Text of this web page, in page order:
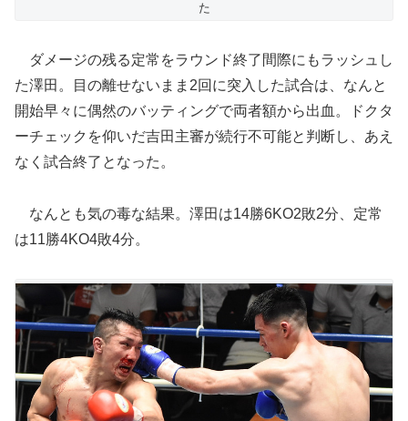
た
ダメージの残る定常をラウンド終了間際にもラッシュし
た澤田。目の離せないまま2回に突入した試合は、なんと
開始早々に偶然のバッティングで両者額から出血。ドクタ
ーチェックを仰いだ吉田主審が続行不可能と判断し、あえ
なく試合終了となった。
なんとも気の毒な結果。澤田は14勝6KO2敗2分、定常
は11勝4KO4敗4分。